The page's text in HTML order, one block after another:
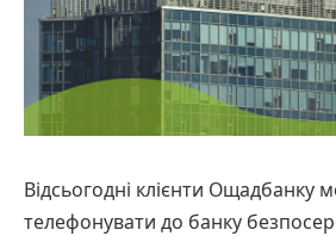
Відсьогодні клієнти Ощадбанку
телефонувати до банку